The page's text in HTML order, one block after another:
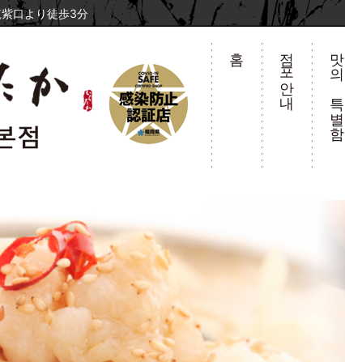
口より徒歩3分
홈 점포안내 맛의 특별함